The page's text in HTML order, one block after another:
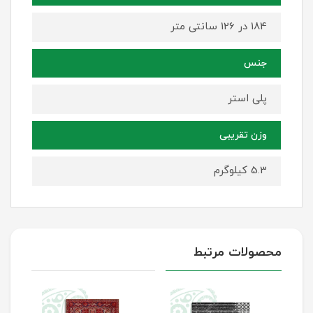
184 در 126 سانتی متر
جنس
پلی استر
وزن تقریبی
5.3 کیلوگرم
محصولات مرتبط